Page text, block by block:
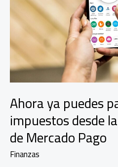
emprendedora
Ahora ya puedes
impuestos desde
de Mercado Pago
Finanzas